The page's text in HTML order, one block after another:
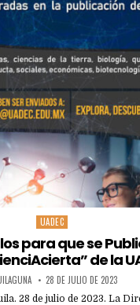
Posted
UADEC
para que se
de la
28 DE JULIO DE 2023
28 de julio de 2023. La